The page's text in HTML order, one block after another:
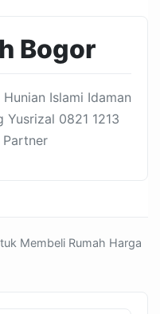
Bogor
Islami Idaman
Yusrizal 0821 1213
Membeli Rumah Harga